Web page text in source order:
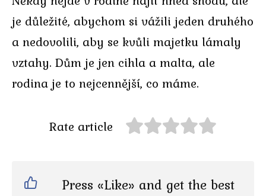
je důležité, abychom si vážili jeden druhého
a nedovolili, aby se kvůli majetku lámaly
vztahy. Dům je jen cihla a malta, ale
rodina je to nejcennější, co máme.
Rate article
Press «Like» and get the best